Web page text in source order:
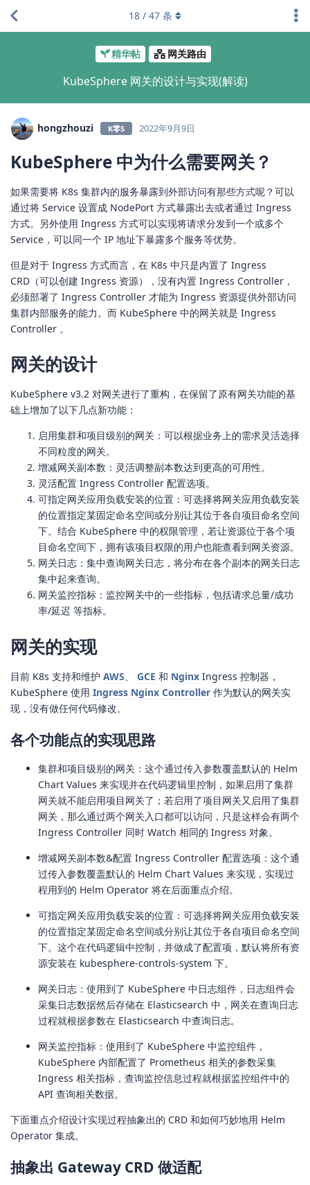
精华帖 网关路由
KubeSphere 网关的设计与实现(解读)
18 / 47 条
hongzhouzi K零S 2022年9月9日
KubeSphere 中为什么需要网关？
如果需要将 K8s 集群内的服务暴露到外部访问有那些方式呢？可以
通过将 Service 设置成 NodePort 方式暴露出去或者通过 Ingress
方式。另外使用 Ingress 方式可以实现将请求分发到一个或多个
Service，可以同一个 IP 地址下暴露多个服务等优势。
但是对于 Ingress 方式而言，在 K8s 中只是内置了 Ingress
CRD（可以创建 Ingress 资源），没有内置 Ingress Controller，
必须部署了 Ingress Controller 才能为 Ingress 资源提供外部访问
集群内部服务的能力。而 KubeSphere 中的网关就是 Ingress
Controller 。
网关的设计
KubeSphere v3.2 对网关进行了重构，在保留了原有网关功能的基
础上增加了以下几点新功能：
启用集群和项目级别的网关：可以根据业务上的需求灵活选择
不同粒度的网关。
增减网关副本数：灵活调整副本数达到更高的可用性。
灵活配置 Ingress Controller 配置选项。
可指定网关应用负载安装的位置：可选择将网关应用负载安装
的位置指定某固定命名空间或分别让其位于各自项目命名空间
下。结合 KubeSphere 中的权限管理，若让资源位于各个项
目命名空间下，拥有该项目权限的用户也能查看到网关资源。
网关日志：集中查询网关日志，将分布在各个副本的网关日志
集中起来查询。
网关监控指标：监控网关中的一些指标，包括请求总量/成功
率/延迟 等指标。
网关的实现
目前 K8s 支持和维护 AWS GCE 和 Nginx Ingress 控制器，
KubeSphere 使用 Ingress Nginx Controller 作为默认的网关实
现，没有做任何代码修改。
各个功能点的实现思路
集群和项目级别的网关：这个通过传入参数覆盖默认的 Helm
Chart Values 来实现并在代码逻辑里控制，如果启用了集群
网关就不能启用项目网关了；若启用了项目网关又启用了集群
网关，那么通过两个网关入口都可以访问，只是这样会有两个
Ingress Controller 同时 Watch 相同的 Ingress 对象。
增减网关副本数&配置 Ingress Controller 配置选项：这个通
过传入参数覆盖默认的 Helm Chart Values 来实现，实现过
程用到的 Helm Operator 将在后面重点介绍。
可指定网关应用负载安装的位置：可选择将网关应用负载安装
的位置指定某固定命名空间或分别让其位于各自项目命名空间
下。这个在代码逻辑中控制，并做成了配置项，默认将所有资
源安装在 kubesphere-controls-system 下。
网关日志：使用到了 KubeSphere 中日志组件，日志组件会
采集日志数据然后存储在 Elasticsearch 中，网关在查询日志
过程就根据参数在 Elasticsearch 中查询日志。
网关监控指标：使用到了 KubeSphere 中监控组件，
KubeSphere 内部配置了 Prometheus 相关的参数采集
Ingress 相关指标，查询监控信息过程就根据监控组件中的
API 查询相关数据。
下面重点介绍设计实现过程抽象出的 CRD 和如何巧妙地用 Helm
Operator 集成。
抽象出 Gateway CRD 做适配